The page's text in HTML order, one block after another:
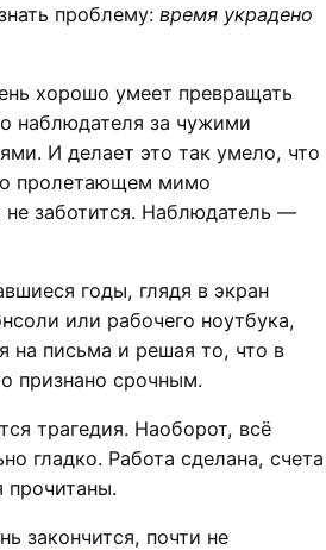
проблему: время украдено
хорошо умеет превращать
наблюдателя за чужими
И делает это так умело, что
пролетающем мимо
заботится. Наблюдатель —
годы, глядя в экран
или рабочего ноутбука,
на письма и решая то, что в
признано срочным.
трагедия. Наоборот, всё
гладко. Работа сделана, счета
закончится, почти не